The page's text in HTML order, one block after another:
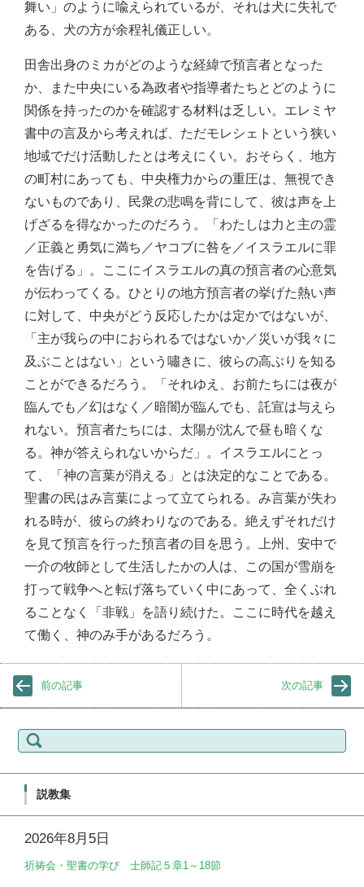
舞い」のように喩えられているが、それは犬に失礼で
ある、犬の方が余程礼儀正しい。
田舎出身のミカがどのような経緯で預言者となった
か、また中央にいる為政者や指導者たちとどのように
関係を持ったのかを確認する材料は乏しい。エレミヤ
書中の言及から考えれば、ただモレシェトという狭い
地域でだけ活動したとは考えにくい。おそらく、地方
の町村にあっても、中央権力からの重圧は、無視でき
ないものであり、民衆の悲鳴を背にして、彼は声を上
げざるを得なかったのだろう。「わたしは力と主の霊
／正義と勇気に満ち／ヤコブに咎を／イスラエルに罪
を告げる」。ここにイスラエルの真の預言者の心意気
が伝わってくる。ひとりの地方預言者の挙げた熱い声
に対して、中央がどう反応したかは定かではないが、
「主が我らの中におられるではないか／災いが我々に
及ぶことはない」という嘯きに、彼らの高ぶりを知る
ことができるだろう。「それゆえ、お前たちには夜が
臨んでも／幻はなく／暗闇が臨んでも、託宣は与えら
れない。預言者たちには、太陽が沈んで昼も暗くな
る。神が答えられないからだ」。イスラエルにとっ
て、「神の言葉が消える」とは決定的なことである。
聖書の民はみ言葉によって立てられる。み言葉が失わ
れる時が、彼らの終わりなのである。絶えずそれだけ
を見て預言を行った預言者の目を思う。上州、安中で
一介の牧師として生活したかの人は、この国が雪崩を
打って戦争へと転げ落ちていく中にあって、全くぶれ
ることなく「非戦」を語り続けた。ここに時代を越え
て働く、神のみ手があるだろう。
前の記事 次の記事
索:
説教集
2026年8月5日
祈祷会・聖書の学び 士師記５章1～18節